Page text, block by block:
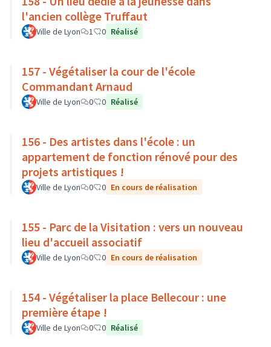
l'ancien collège Truffaut
Ville de Lyon 1 0 Réalisé
157 - Végétaliser la cour de l'école
Commandant Arnaud
Ville de Lyon 0 0 Réalisé
156 - Des artistes dans l'école : un
appartement de fonction rénové pour des
projets artistiques !
Ville de Lyon 0 0 En cours de réalisation
155 - Parc de la Visitation : vers un nouveau
lieu d'accueil associatif
Ville de Lyon 0 0 En cours de réalisation
154 - Végétaliser la place Bellecour : une
première étape !
Ville de Lyon 0 0 Réalisé